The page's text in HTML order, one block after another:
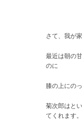
さて、我が
最近は朝の
のに
膝の上にの
菊次郎はと
てくれます。